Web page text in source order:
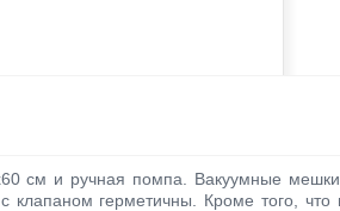
см и ручная помпа. Вакуумные
клапаном герметичны. Кроме того,